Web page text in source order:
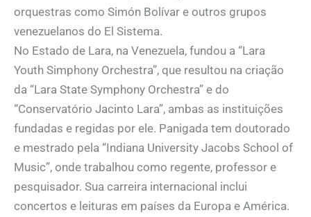
orquestras como Simón Bolívar e outros grupos
venezuelanos do El Sistema.
No Estado de Lara, na Venezuela, fundou a “Lara
Youth Simphony Orchestra”, que resultou na criação
da “Lara State Symphony Orchestra” e do
“Conservatório Jacinto Lara”, ambas as instituições
fundadas e regidas por ele. Panigada tem doutorado
e mestrado pela “Indiana University Jacobs School of
Music”, onde trabalhou como regente, professor e
pesquisador. Sua carreira internacional inclui
concertos e leituras em países da Europa e América.